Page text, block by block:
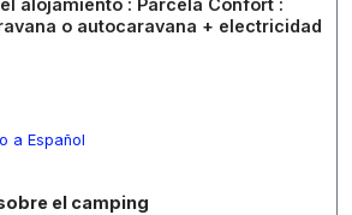
o autocaravana + electricidad
a Español
el camping